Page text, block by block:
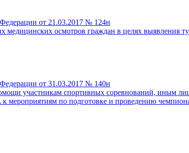
от 21.03.2017 № 124н
осмотров граждан в целях выявления
от 31.03.2017 № 140н
участникам спортивных соревнований, иным
мероприятиям по подготовке и проведению